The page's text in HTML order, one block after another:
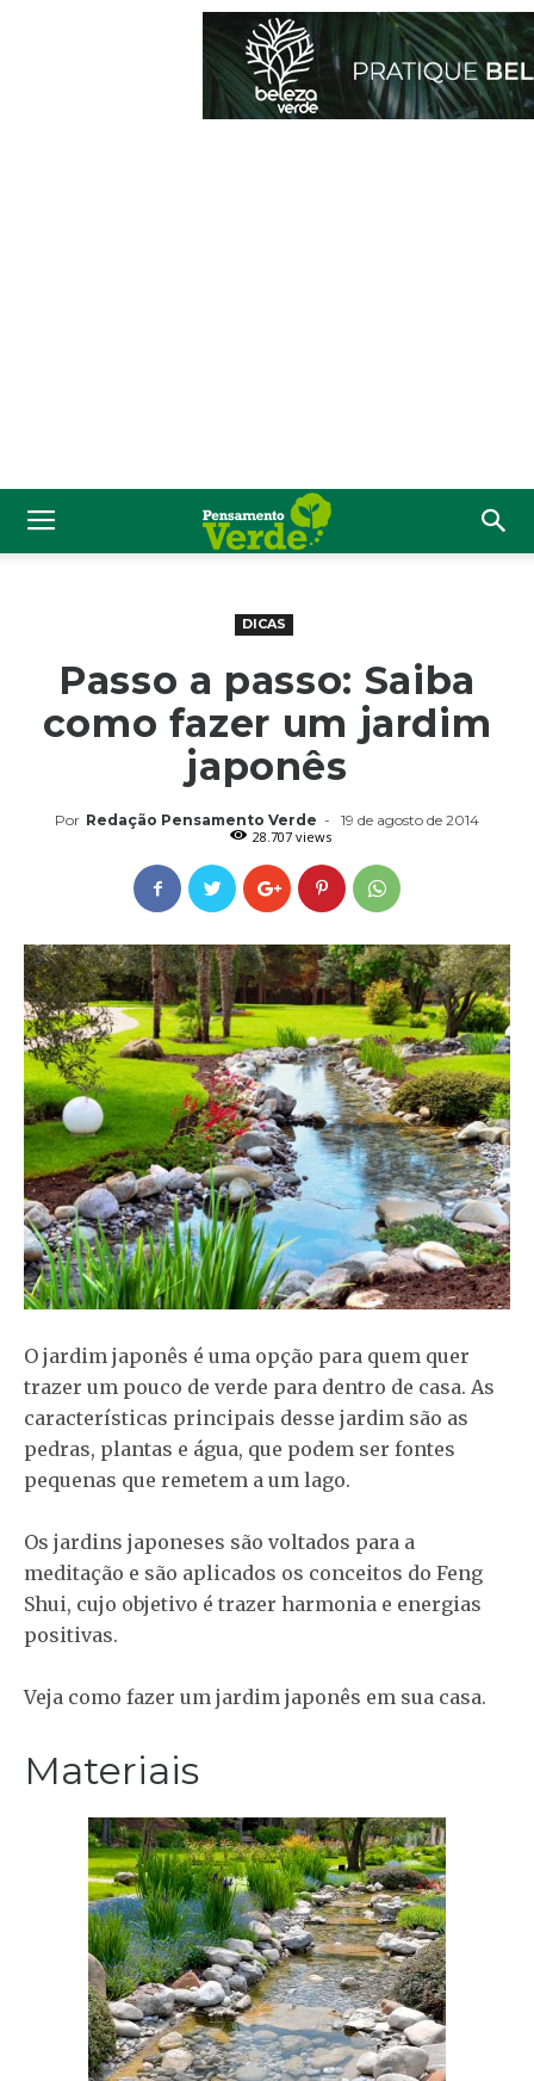
DICAS
Passo a passo: Saiba
como fazer um jardim
japonês
Por Redação Pensamento Verde -
19 de agosto de 2014
28.707 views
O jardim japonês é uma opção para quem quer
trazer um pouco de verde para dentro de casa. As
características principais desse jardim são as
pedras, plantas e água, que podem ser fontes
pequenas que remetem a um lago.
Os jardins japoneses são voltados para a
meditação e são aplicados os conceitos do Feng
Shui, cujo objetivo é trazer harmonia e energias
positivas.
Veja como fazer um jardim japonês em sua casa.
Materiais